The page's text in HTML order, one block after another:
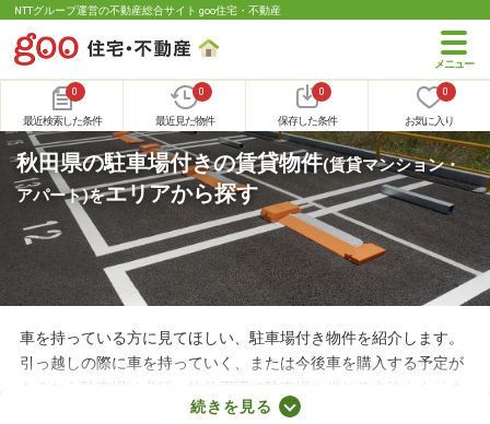
NTTグループ運営の不動産総合サイト goo住宅・不動産
0
最近検索した条件
0
最近見た物件
0
保存した条件
0
お気に入り
秋田県の駐車場付きの賃貸物件(賃貸マンション・
アパート)をエリアから探す
車を持っている方に見てほしい、駐車場付き物件を紹介します。
引っ越しの際に車を持っていく、または今後車を購入する予定が
あるなら駐車場は必須。物件周辺で駐車場を借りる方法もありま
すが、月々の費用が割高になる恐れもあります。駐車場の費用を
続きを見る